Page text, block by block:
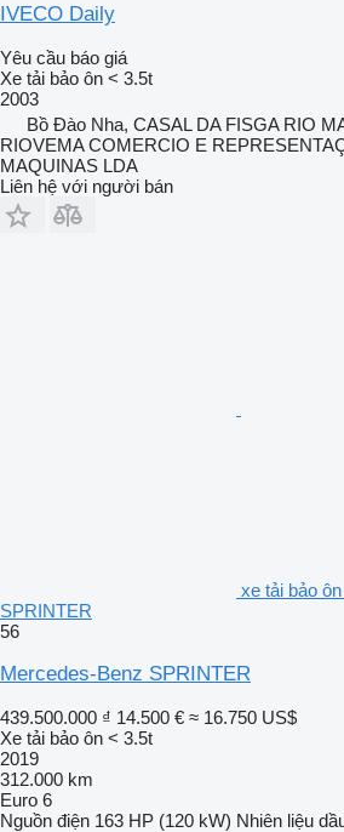
IVECO Daily
Yêu cầu báo giá
Xe tải bảo ôn < 3.5t
2003
Bồ Đào Nha, CASAL DA FISGA RIO
RIOVEMA COMERCIO E
MAQUINAS LDA
Liên hệ với người bán
xe tải bảo
SPRINTER
56
Mercedes-Benz SPRINTER
439.500.000 ₫ 14.500 € ≈ 16.750 US$
Xe tải bảo ôn < 3.5t
2019
312.000 km
Euro 6
Nguồn điện 163 HP (120 kW) Nhiên liệu